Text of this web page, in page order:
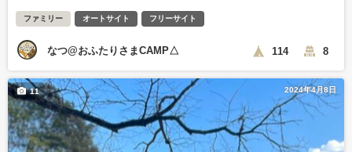
ファミリー オートサイト フリーサイト
なつ@おふたりさまCAMP△ 114 8
2024年4月8日
11